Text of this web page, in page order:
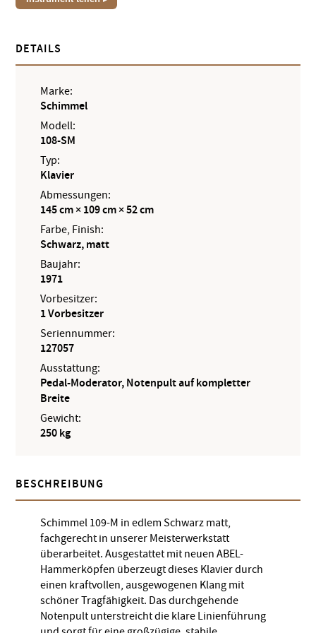
DETAILS
Marke:
Schimmel
Modell:
108-SM
Typ:
Klavier
Abmessungen:
145 cm × 109 cm × 52 cm
Farbe, Finish:
Schwarz, matt
Baujahr:
1971
Vorbesitzer:
1 Vorbesitzer
Seriennummer:
127057
Ausstattung:
Pedal-Moderator, Notenpult auf kompletter
Breite
Gewicht:
250 kg
BESCHREIBUNG
Schimmel 109-M in edlem Schwarz matt,
fachgerecht in unserer Meisterwerkstatt
überarbeitet. Ausgestattet mit neuen ABEL-
Hammerköpfen überzeugt dieses Klavier durch
einen kraftvollen, ausgewogenen Klang mit
schöner Tragfähigkeit. Das durchgehende
Notenpult unterstreicht die klare Linienführung